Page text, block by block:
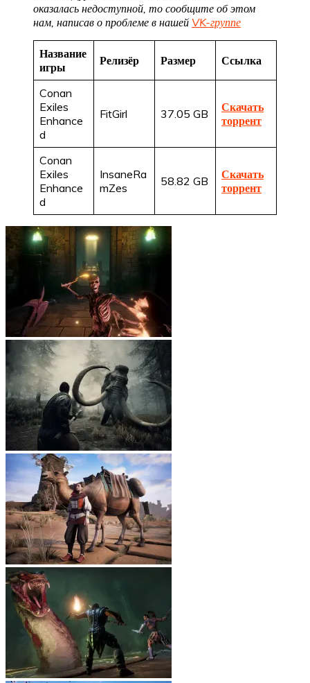
оказалась недоступной, то сообщите об этом
нам, написав о проблеме в нашей VK-группе
Название
игры
Релизёр Размер Ссылка
Conan
Exiles
Enhance
d
FitGirl 37.05 GB
Скачать
торрент
Conan
Exiles
Enhance
d
InsaneRa
mZes
58.82 GB
Скачать
торрент